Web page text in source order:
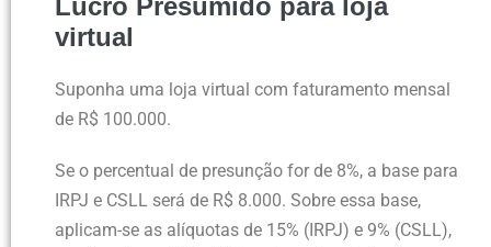
Lucro Presumido para loja
virtual
Suponha uma loja virtual com faturamento mensal
de R$ 100.000.
Se o percentual de presunção for de 8%, a base para
IRPJ e CSLL será de R$ 8.000. Sobre essa base,
aplicam-se as alíquotas de 15% (IRPJ) e 9% (CSLL),